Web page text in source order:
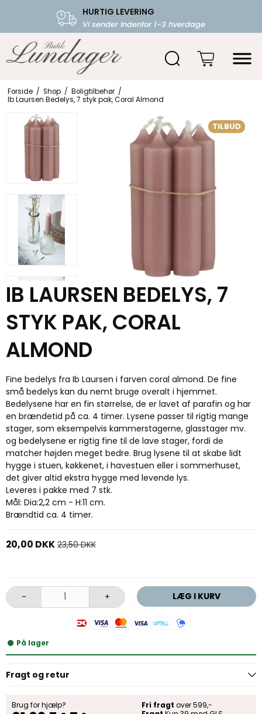
HURTIG LEVERING
Vi sender indenfor 1-3 hverdage
FRI FRAGT OVER 599.-
Starter fra 39,-
Forside / Shop / Boligtilbehør /
Ib Laursen Bedelys, 7 styk pak, Coral Almond
TILBUD
IB LAURSEN BEDELYS, 7
STYK PAK, CORAL
ALMOND
Fine bedelys fra Ib Laursen i farven coral almond. De fine
små bedelys kan du nemt bruge overalt i hjemmet.
Bedelysene har en fin størrelse, de er lavet af parafin og har
en brændetid på ca. 4 timer. Lysene passer til rigtig mange
stager, som eksempelvis kammerstagerne, glasstager mv.
og bedelysene er rigtig fine til de lave stager, fordi de
matcher højden meget bedre. Brug lysene til at skabe lidt
hygge i stuen, køkkenet, i havestuen eller i sommerhuset,
det giver altid ekstra hygge med levende lys.
Leveres i pakke med 7 stk.
Mål: Dia:2,2 cm - H:11 cm.
Brændtid ca. 4 timer.
20,00 DKK 23,50 DKK
- + LÆG I KURV
På lager
Fragt og retur
Brug for hjælp? Fri fragt over 599,-